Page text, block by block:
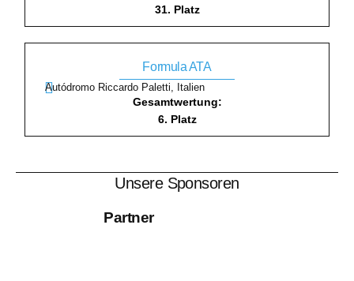
31. Platz
Formula ATA
Autódromo Riccardo Paletti, Italien
Gesamtwertung:
6. Platz
Unsere Sponsoren
Partner